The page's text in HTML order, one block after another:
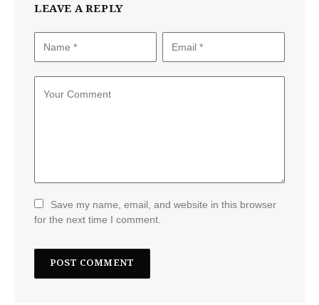
LEAVE A REPLY
Save my name, email, and website in this browser
for the next time I comment.